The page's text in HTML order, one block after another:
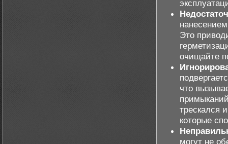
Это
очищайте
что
трескался
которые
могут не